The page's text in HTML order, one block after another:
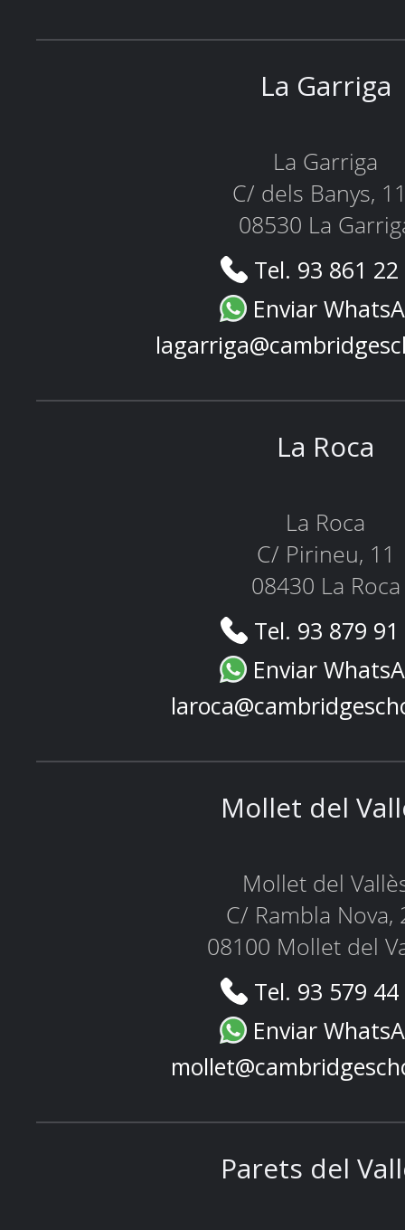
La Garriga
La Garriga
C/ dels Banys,
08530 La
Tel. 93 861
Enviar
La Roca
La Roca
C/ Pirineu, 11
08430 La Roca
Tel. 93 879
Enviar
Mollet del
Mollet del
C/ Rambla Nova,
08100 Mollet del
Tel. 93 579
Enviar
Parets del